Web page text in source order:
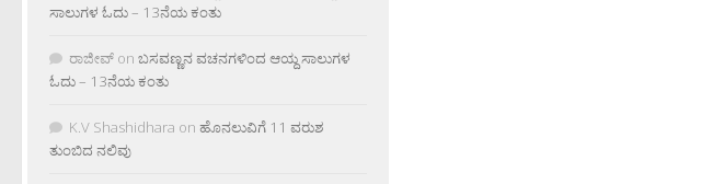
ಸಾಲುಗಳ ಓದು – 13ನೆಯ ಕಂತು
ರಾಜೀವ್ on ಬಸವಣ್ಣನ ವಚನಗಳಿಂದ ಆಯ್ದ ಸಾಲುಗಳ
ಓದು – 13ನೆಯ ಕಂತು
K.V Shashidhara on ಹೊನಲುವಿಗೆ 11 ವರುಶ
ತುಂಬಿದ ನಲಿವು